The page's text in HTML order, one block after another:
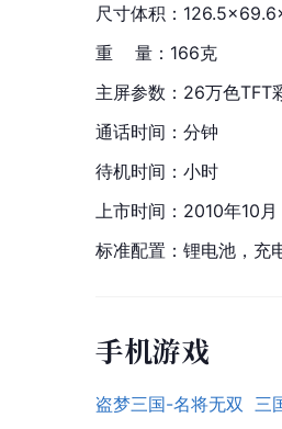
尺寸体积：
重    量：166克
主屏参数：26万色TFT
通话时间：分钟
待机时间：小时
上市时间：2010年10月
标准配置：锂电池，充
手机游戏
盗梦三国-名将无双 三